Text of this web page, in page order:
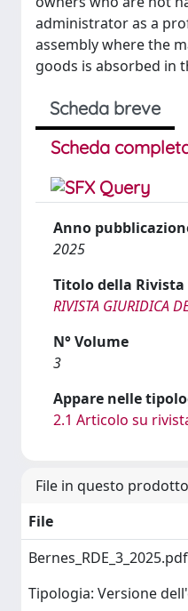
administrator as a
assembly where the
goods is absorbed in
Scheda breve
Scheda
Anno
2025
Titolo della Rivista
RIVISTA GIURIDICA
N° Volume
3
Appare nelle
2.1 Articolo su
File in questo
File
Bernes_RDE_3_2025.pdf
Tipologia: Versione